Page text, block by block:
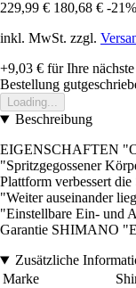
229,99 € 180,68 € -21%
inkl. MwSt. zzgl.
+9,03 € für Ihre
Bestellung
Loading...
Beschreibung
EIGENSCHAFTEN
"Spritzgegossener
Plattform verbessert
"Weiter auseinander
"Einstellbare Ein- und
Garantie SHIMANO
Zusätzliche
Marke